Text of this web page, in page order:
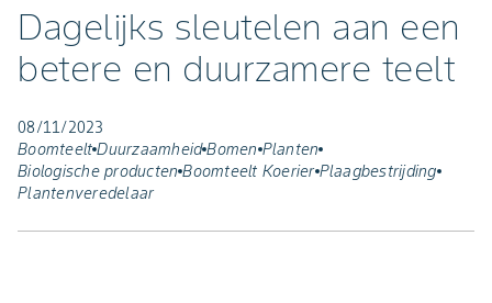
Dagelijks sleutelen aan een
betere en duurzamere teelt
08/11/2023
Boomteelt Duurzaamheid Bomen Planten
Biologische producten Boomteelt Koerier Plaagbestrijding
Plantenveredelaar